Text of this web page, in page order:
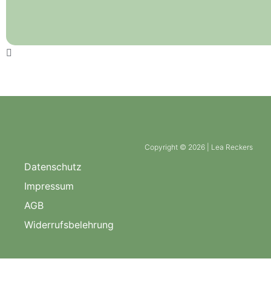
Copyright © 2026 | Lea Reckers
Datenschutz
Impressum
AGB
Widerrufsbelehrung